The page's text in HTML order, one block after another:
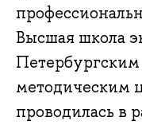
Высшая школа
методическим
проводилась в